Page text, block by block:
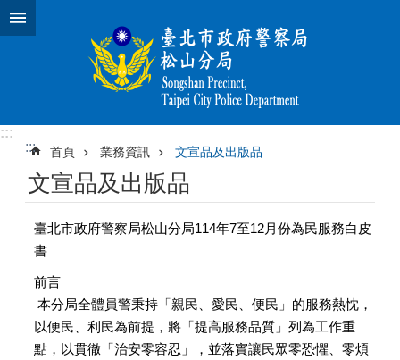
跳到主要內容區塊
:::
:::
首頁 業務資訊 文宣品及出版品
文宣品及出版品
臺北市政府警察局松山分局114年7至12月份為民服務白皮
書
前言
本分局全體員警秉持「親民、愛民、便民」的服務熱忱，
以便民、利民為前提，將「提高服務品質」列為工作重
點，以貫徹「治安零容忍」，並落實讓民眾零恐懼、零煩